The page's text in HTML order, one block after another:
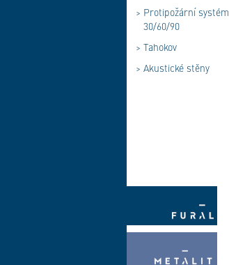
> Protipožární systém
30/60/90
> Tahokov
> Akustické stěny